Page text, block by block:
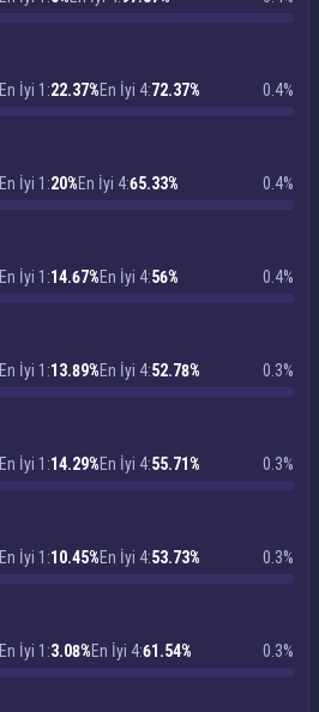
En İyi 1:22.37%En İyi 4:72.37% 0.4%
En İyi 1:20%En İyi 4:65.33% 0.4%
En İyi 1:14.67%En İyi 4:56% 0.4%
En İyi 1:13.89%En İyi 4:52.78% 0.3%
En İyi 1:14.29%En İyi 4:55.71% 0.3%
En İyi 1:10.45%En İyi 4:53.73% 0.3%
En İyi 1:3.08%En İyi 4:61.54% 0.3%